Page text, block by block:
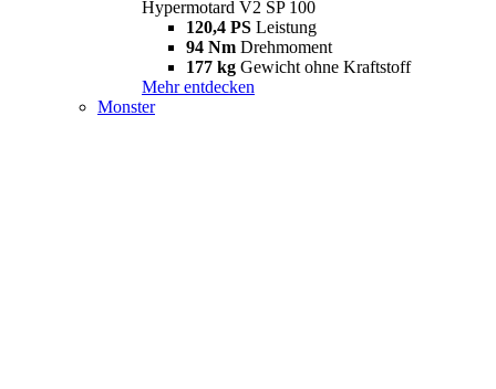
Hypermotard V2 SP 100
120,4 PS Leistung
94 Nm Drehmoment
177 kg Gewicht ohne Kraftstoff
Mehr entdecken
Monster